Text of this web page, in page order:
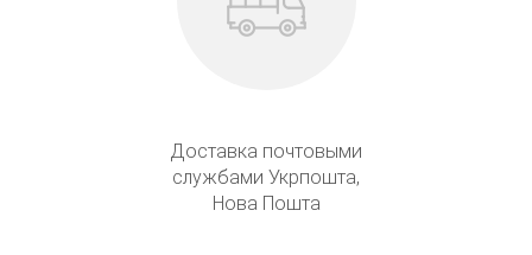
Доставка почтовыми
службами Укрпошта,
Нова Пошта